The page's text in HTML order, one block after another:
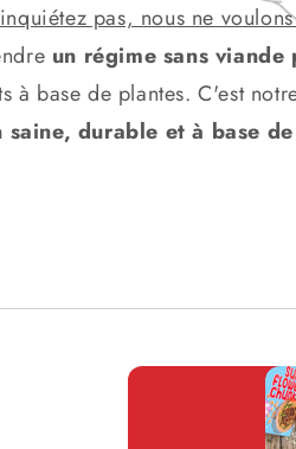
pas, nous ne
un régime sans
à base de plantes. C'est
durable et à base